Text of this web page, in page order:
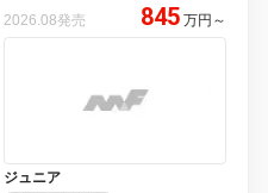
2026.08発売 845 万円 ～
ジュニア